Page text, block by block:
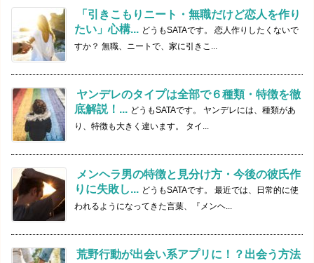
「引きこもりニート・無職だけど恋人を作り
たい」心構... どうもSATAです。 恋人作りしたくないで
すか？ 無職、ニートで、家に引きこ...
ヤンデレのタイプは全部で６種類・特徴を徹
底解説！... どうもSATAです。 ヤンデレには、種類があ
り、特徴も大きく違います。 タイ...
メンヘラ男の特徴と見分け方・今後の彼氏作
りに失敗し... どうもSATAです。 最近では、日常的に使
われるようになってきた言葉、『メンヘ...
荒野行動が出会い系アプリに！？出会う方法